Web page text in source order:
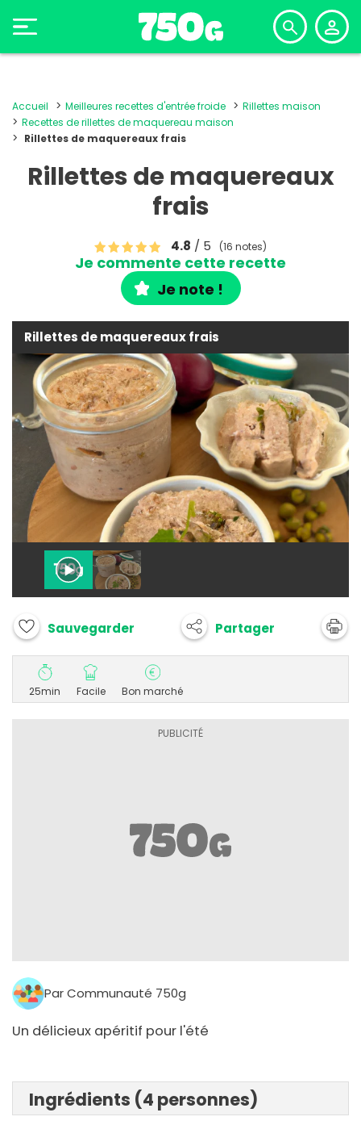
Accueil Meilleures recettes d'entrée froide
Rillettes maison
Recettes de rillettes de maquereau maison
Rillettes de maquereaux frais
Rillettes de maquereaux
frais
4.8 / 5 (16 notes)
Je commente cette recette
Je note !
Rillettes de maquereaux frais
Sauvegarder Partager
25min Facile Bon marché
Par Communauté 750g
Un délicieux apéritif pour l'été
Ingrédients (4 personnes)